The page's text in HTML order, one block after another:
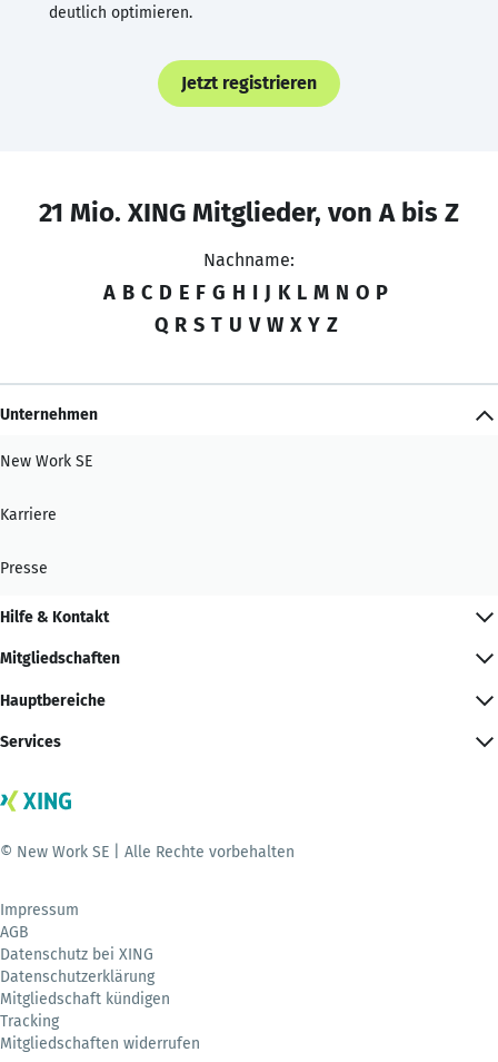
deutlich optimieren.
Jetzt registrieren
21 Mio. XING Mitglieder, von A bis Z
Nachname:
A B C D E F G H I J K L M N O P
Q R S T U V W X Y Z
Unternehmen
New Work SE
Karriere
Presse
Hilfe & Kontakt
Mitgliedschaften
Hauptbereiche
Services
© New Work SE | Alle Rechte vorbehalten
Impressum
AGB
Datenschutz bei XING
Datenschutzerklärung
Mitgliedschaft kündigen
Tracking
Mitgliedschaften widerrufen